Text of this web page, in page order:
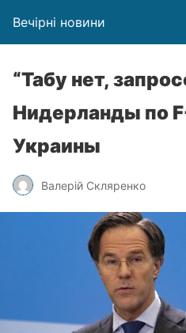
Вечірні новини
“Табу нет,
Нидерланды по
Украины
Валерій Скляренко